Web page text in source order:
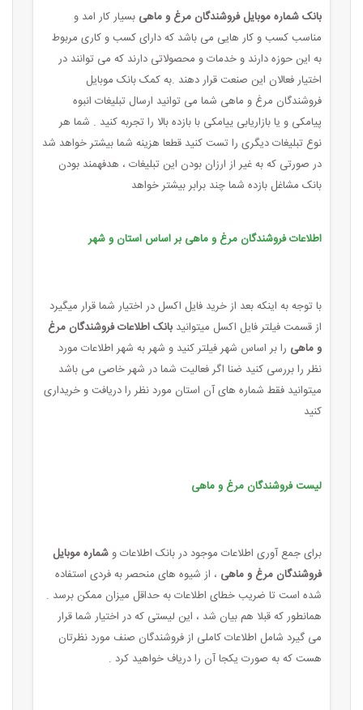
بانک شماره موبایل فروشندگان مرغ و ماهی بسیار کار امد و
مناسب کسب و کار هایی می باشد که دارای کسب و کاری مربوط
به این حوزه دارند و خدمات و محصولاتی دارند که می توانند در
اختیار فعالان این صنعت قرار دهند .به کمک بانک موبایل
فروشندگان مرغ و ماهی شما می توانید ارسال تبلیغات انبوه
پیامکی و یا بازاریابی ییامکی با بازده بالا را تجربه کنید . شما هر
نوع تبلیغات دیگری را تست کنید قطعا هزینه شما بیشتر خواهد شد
در صورتی که به غیر از ارزان بودن این تبلیغات ، هدفهمند بودن
بانک مشاغل بازده شما چند برابر بیشتر خواهد
اطلاعات فروشندگان مرغ و ماهی بر اساس استان و شهر
با توجه به اینکه بعد از خرید فایل اکسل در اختیار شما قرار میگیرد
از قسمت فیلتر فایل اکسل میتوانید بانک اطلاعات فروشندگان مرغ
و ماهی را بر اساس شهر فیلتر کنید و شهر به شهر اطلاعات مورد
نظر را بررسی کنید ضنا اگر فعالیت شما در شهر خاصی می باشد
میتوانید فقط شماره های آن استان مورد نظر را دریافت و خریداری
کنید
لیست فروشندگان مرغ و ماهی
برای جمع آوری اطلاعات موجود در بانک اطلاعات و شماره موبایل
فروشندگان مرغ و ماهی ، از شیوه های منحصر به فردی استفاده
شده است تا ضریب خطای اطلاعات به حداقل میزان ممکن برسد .
همانطور که قبلا هم بیان شد ، این لیستی که در اختیار شما قرار
می گیرد شامل اطلاعات کاملی از فروشندگان صنف مورد نظرتان
هست که به صورت یکجا آن را دریاف خواهید کرد .